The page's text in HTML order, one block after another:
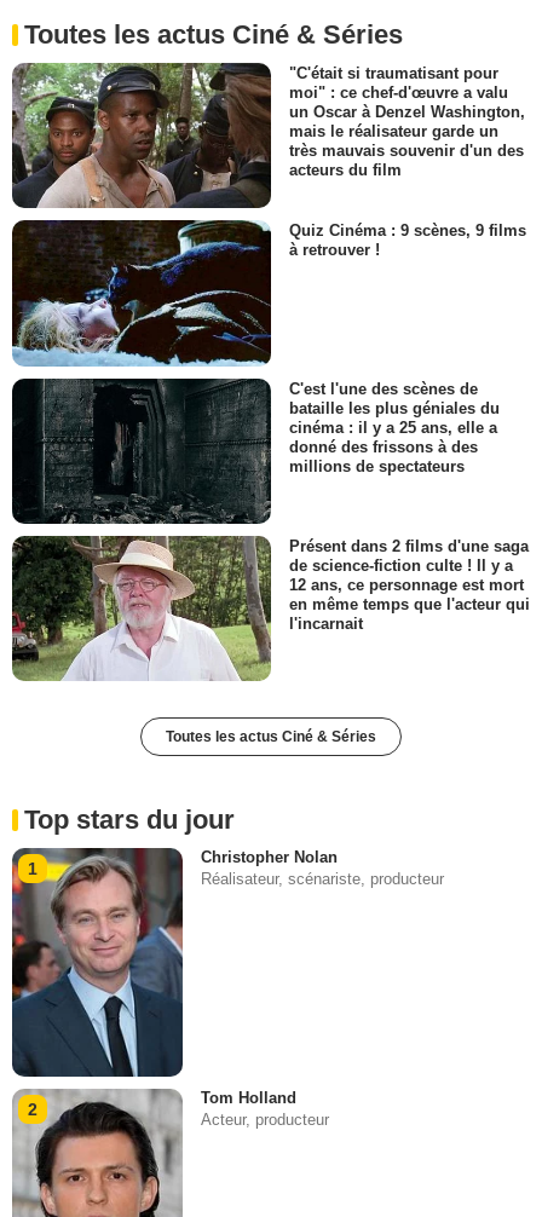
Toutes les actus Ciné & Séries
"C'était si traumatisant pour
moi" : ce chef-d'œuvre a valu
un Oscar à Denzel Washington,
mais le réalisateur garde un
très mauvais souvenir d'un des
acteurs du film
Quiz Cinéma : 9 scènes, 9 films
à retrouver !
C'est l'une des scènes de
bataille les plus géniales du
cinéma : il y a 25 ans, elle a
donné des frissons à des
millions de spectateurs
Présent dans 2 films d'une saga
de science-fiction culte ! Il y a
12 ans, ce personnage est mort
en même temps que l'acteur qui
l'incarnait
Toutes les actus Ciné & Séries
Top stars du jour
1
Christopher Nolan
Réalisateur, scénariste, producteur
2
Tom Holland
Acteur, producteur